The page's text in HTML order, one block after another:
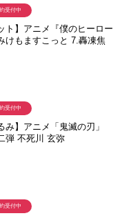
ト】アニメ『僕のヒーロー
けもますこっと 7.轟凍焦
受付中
み】アニメ「鬼滅の刃」
弾 不死川 玄弥
受付中
受付中